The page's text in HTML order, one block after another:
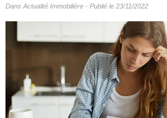
Dans Actualité Immobilière- Publié le 23/11/2022